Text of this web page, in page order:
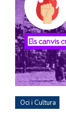
Oci i Cultura